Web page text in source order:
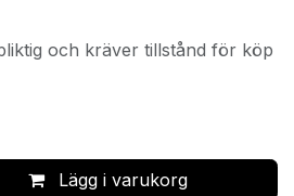
och kräver tillstånd för köp
Lägg i varukorg